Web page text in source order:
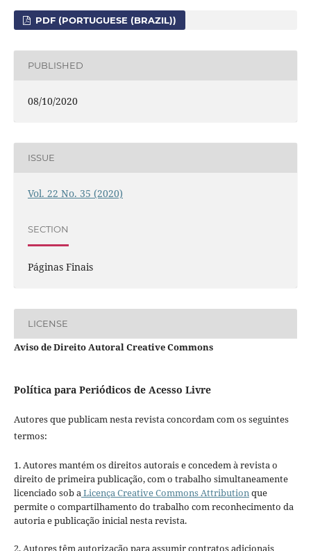
PDF (PORTUGUESE (BRAZIL))
PUBLISHED
08/10/2020
ISSUE
Vol. 22 No. 35 (2020)
SECTION
Páginas Finais
LICENSE
Aviso de Direito Autoral Creative Commons
Política para Periódicos de Acesso Livre
Autores que publicam nesta revista concordam com os seguintes
termos:
1. Autores mantém os direitos autorais e concedem à revista o
direito de primeira publicação, com o trabalho simultaneamente
licenciado sob aLicença Creative Commons Attributionque
permite o compartilhamento do trabalho com reconhecimento da
autoria e publicação inicial nesta revista.
2. Autores têm autorização para assumir contratos adicionais